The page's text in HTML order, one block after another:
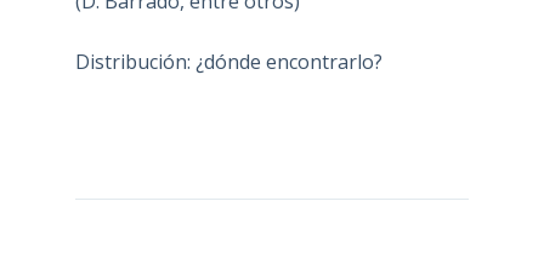
Distribución: ¿dónde encontrarlo?